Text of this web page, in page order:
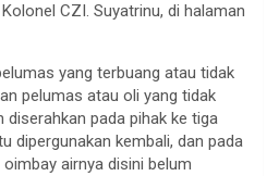
CZI. Suyatrinu, di halaman
yang terbuang atau tidak
pelumas atau oli yang tidak
diserahkan pada pihak ke tiga
dipergunakan kembali, dan pada
airnya disini belum